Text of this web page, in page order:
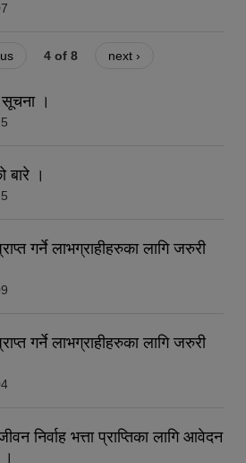
4 of 8 next ›
सूचना ।
बारे ।
गर्ने लाभग्राहीहरुका लागि जरुरी
गर्ने लाभग्राहीहरुका लागि जरुरी
निर्वाह भत्ता प्राप्तिका लागि आवेदन